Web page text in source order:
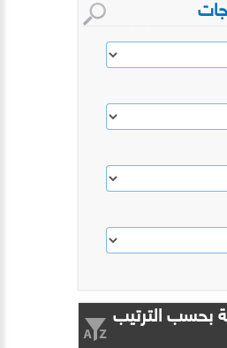
بحسب الترتيب